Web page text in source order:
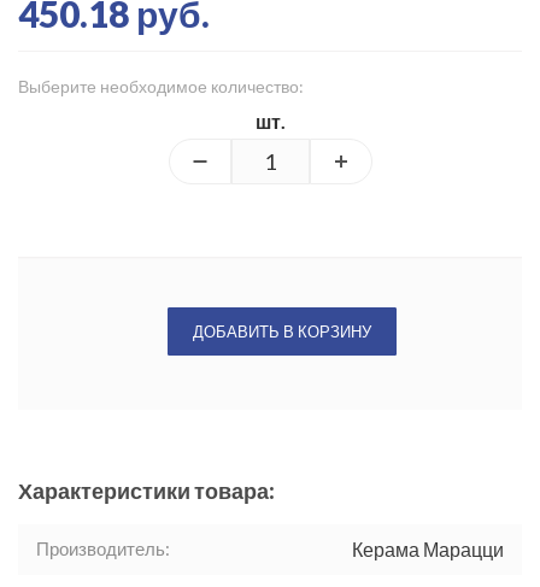
450.18 руб.
Выберите необходимое количество:
шт.
ДОБАВИТЬ В КОРЗИНУ
Характеристики товара:
Производитель: Керама Марацци